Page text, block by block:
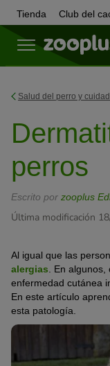
Tienda Club del
Salud del perro y
perros
Escrito por zooplus
Última modificación
Al igual que las
alergias . En
enfermedad cutánea
En este artículo
esta patología.